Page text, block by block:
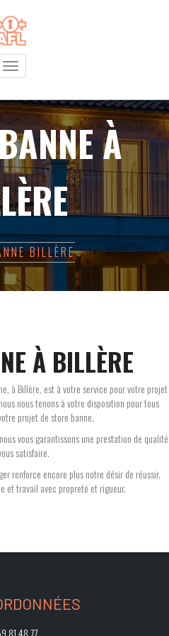
Toggle
navigation
À
BILLÈRE
À BILLÈRE
à Billère, est à votre service pour votre projet
nous tenons à votre disposition pour tous
projet de store banne.
vous garantissons une prestation de qualité
satisfaire.
renforce encore plus notre désir de réussir.
et travail avec propreté et rigueur.
81 48 77